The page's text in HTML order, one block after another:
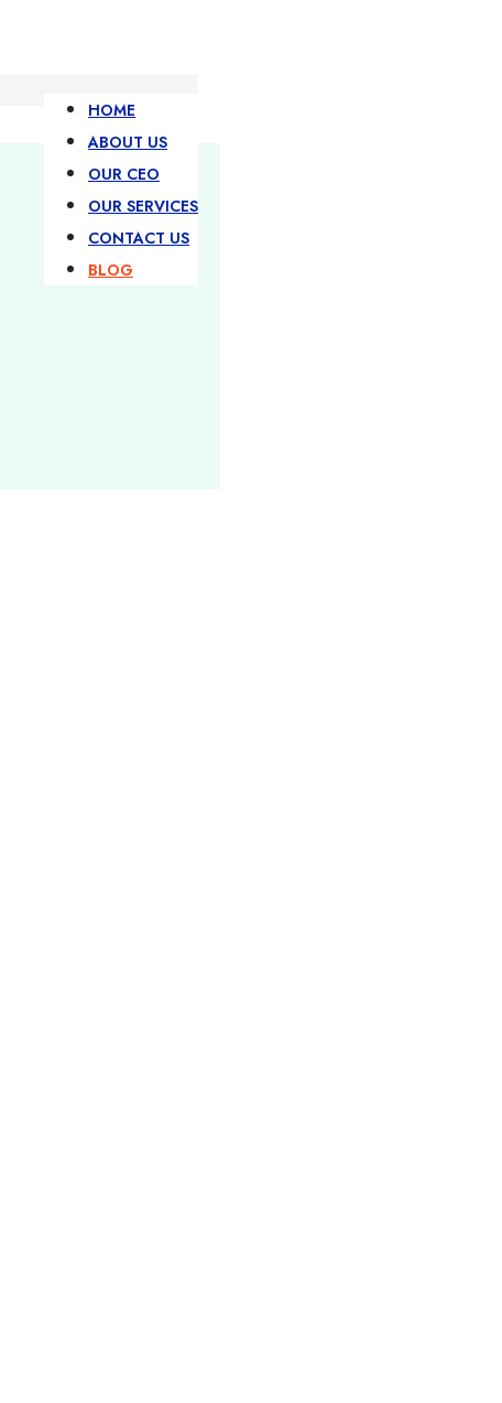
HOME
ABOUT US
OUR CEO
OUR SERVICES
CONTACT US
BLOG